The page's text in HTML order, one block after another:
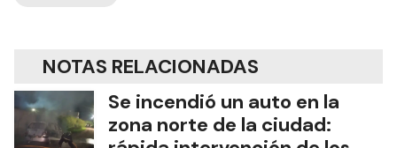
NOTAS RELACIONADAS
Se incendió un auto en la
zona norte de la ciudad: